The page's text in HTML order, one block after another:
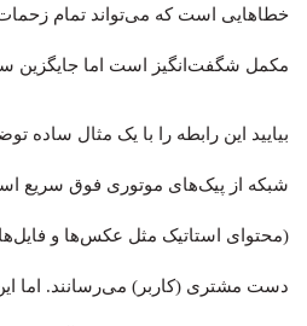
مکمل شگفت‌انگیز است اما جایگزین
شبکه از پیک‌های موتوری فوق سریع
(محتوای استاتیک مثل عکس‌ها و
دست مشتری (کاربر) می‌رسانند. اما